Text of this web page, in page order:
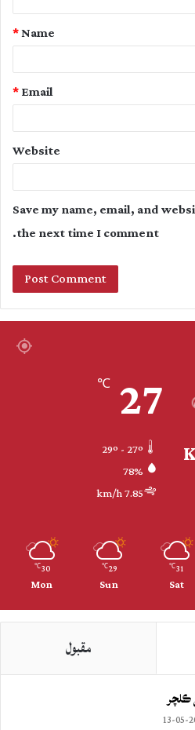
Name
*
Email
*
Website
Save my name, email, and
the next time I comment.
27
℃
78%
7.85 km/h
31
℃
Sat
29
℃
Sun
30
℃
Mon
مقبول
ڪلچر
13-05-